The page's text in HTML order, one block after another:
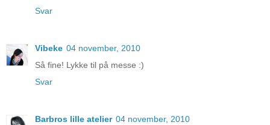
Svar
Vibeke 04 november, 2010
Så fine! Lykke til på messe :)
Svar
Barbros lille atelier 04 november, 2010